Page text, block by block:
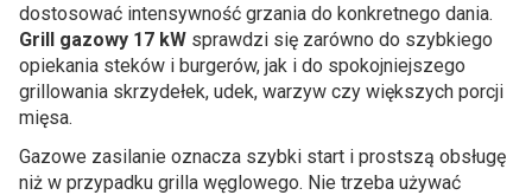
dostosować intensywność grzania do konkretnego dania.
Grill gazowy 17 kW sprawdzi się zarówno do szybkiego
opiekania steków i burgerów, jak i do spokojniejszego
grillowania skrzydełek, udek, warzyw czy większych porcji
mięsa.
Gazowe zasilanie oznacza szybki start i prostszą obsługę
niż w przypadku grilla węglowego. Nie trzeba używać